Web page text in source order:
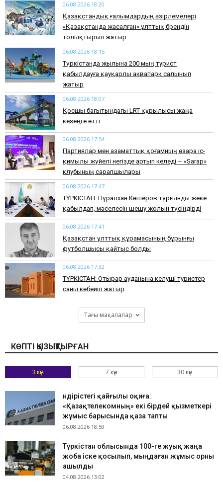
06.08.2026 18:20
Қазақстандық ғалымдардың әзірлемелері
«Қазақстанда жасалған» ұлттық брендін
толықтырып жатыр
06.08.2026 18:15
Түркістанда жылына 200 мың турист
қабылдауға қауқарлы аквапарк салынып
жатыр
06.08.2026 18:07
Қосшы бағытындағы LRT құрылысы жаңа
кезеңге өтті
06.08.2026 17:54
Партиялар мен азаматтық қоғамның өзара іс-
қимылы жүйелі негізде артып келеді – «Sarap»
клубының сарапшылары
06.08.2026 17:47
ТҮРКІСТАН: Нұралхан Көшеров тұрғынды жеке
қабылдап, мәселесін шешу жолын түсіндірді
06.08.2026 17:41
Қазақстан ұлттық құрамасының бұрынғы
футболшысы қайтыс болды
06.08.2026 17:32
ТҮРКІСТАН: Отырар ауданына келуші туристер
саны көбейіп жатыр
Тағы мақалалар
КӨПТІ ҚЫЗЫҚТЫРҒАН
3 күн 7 күн 30 күн
Өндірістегі қайғылы оқиға:
«Қазақтелекомның» екі бірдей қызметкері
жұмыс барысында қаза тапты
06.08.2026 18:59
Түркістан облысында 100-ге жуық жаңа
жоба іске қосылып, мыңдаған жұмыс орны
ашылды
04.08.2026 13:02